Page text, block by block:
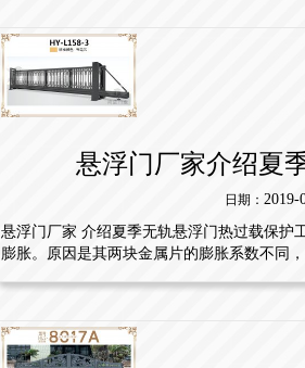
悬浮门厂家介绍夏
日期： 2019-
悬浮门厂家 介绍夏季无轨悬浮门热过载保护
膨胀。原因是其两块金属片的膨胀系数不同